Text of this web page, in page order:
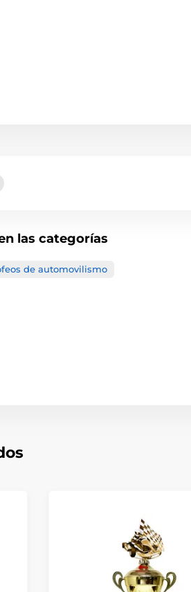
las categorías
de automovilismo